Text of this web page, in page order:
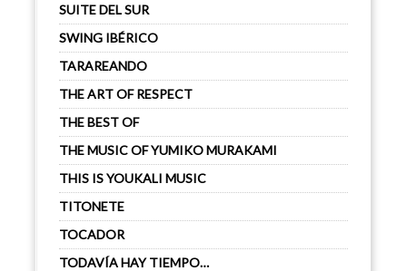
SUITE DEL SUR
SWING IBÉRICO
TARAREANDO
THE ART OF RESPECT
THE BEST OF
THE MUSIC OF YUMIKO MURAKAMI
THIS IS YOUKALI MUSIC
TITONETE
TOCADOR
TODAVÍA HAY TIEMPO…